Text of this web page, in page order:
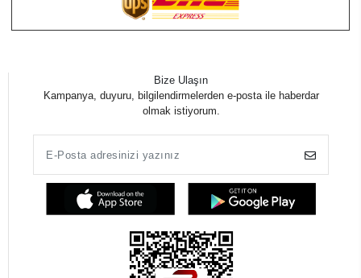
Bize Ulaşın
Kampanya, duyuru, bilgilendirmelerden e-posta ile haberdar
olmak istiyorum.